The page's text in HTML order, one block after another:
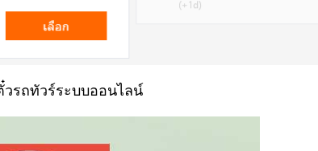
รถทัวร์ระบบออนไลน์